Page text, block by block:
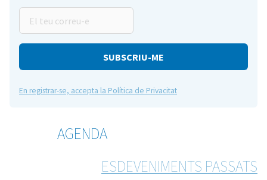
teu
correu-
En registrar-se, accepta la Política de Privacitat
AGENDA
ESDEVENIMENTS PASSATS